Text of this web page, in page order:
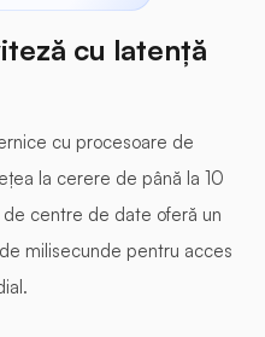
cu latență
cu procesoare de
la cerere de până la 10
centre de date oferă un
milisecunde pentru acces